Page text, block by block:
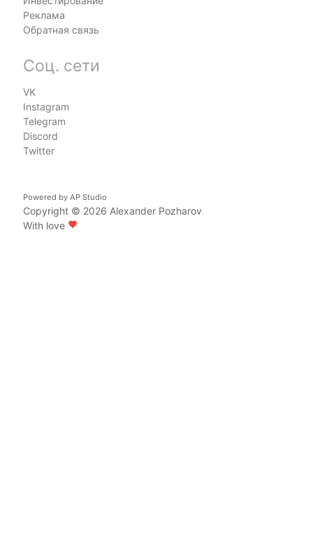
Реклама
Обратная связь
Соц. сети
VK
Instagram
Telegram
Discord
Twitter
Powered by AP Studio
Copyright © 2026 Alexander Pozharov
With love favorite